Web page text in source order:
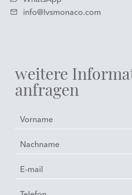
info@lvsmonaco.com
weitere
anfragen